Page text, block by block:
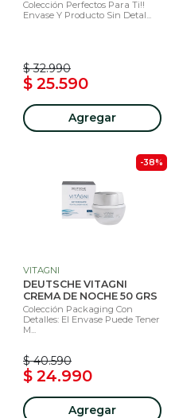
Colección Perfectos Para Ti!!
Envase Y Producto Sin Detal...
$ 32.990
$ 25.590
Agregar
-38%
VITAGNI
DEUTSCHE VITAGNI
CREMA DE NOCHE 50 GRS
Colección Packaging Con
Detalles: El Envase Puede Tener
M...
$ 40.590
$ 24.990
Agregar